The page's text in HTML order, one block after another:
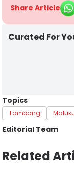
Share Article
Curated For
Topics
Tambang
Editorial Team
Editor
Aria Hamzah
Related